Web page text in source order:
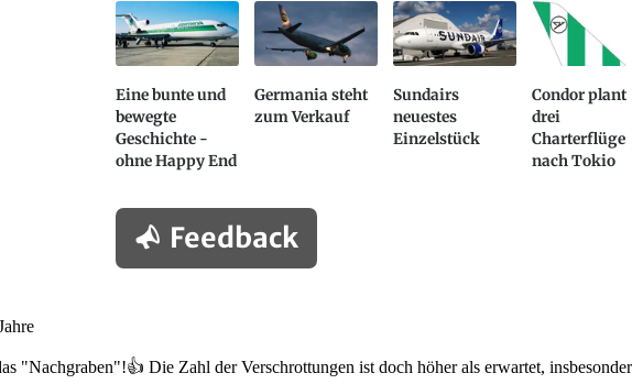
Eine bunte und
bewegte
Geschichte -
ohne Happy End
Germania steht
zum Verkauf
Sundairs
neuestes
Einzelstück
Condor plant
drei
Charterflüge
nach Tokio
Feedback